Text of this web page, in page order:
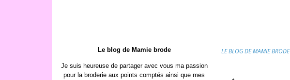
Le blog de Mamie brode
Je suis heureuse de partager avec vous ma passion
pour la broderie aux points comptés ainsi que mes
LE BLOG DE MAMIE BRODE